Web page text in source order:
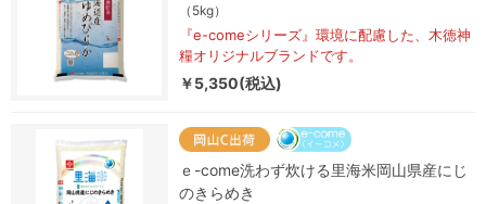
（5kg）
『e-comeシリーズ』環境に配慮した、木徳神
糧オリジナルブランドです。
￥5,350(税込)
ｅ-come洗わず炊ける里海米岡山県産にじ
のきらめき